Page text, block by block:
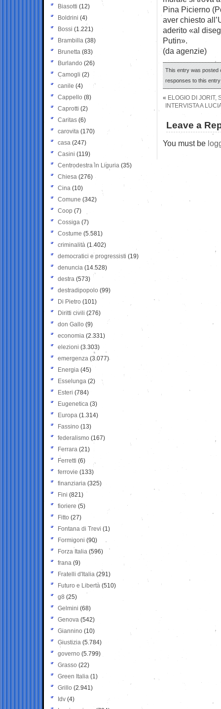
Pina Picierno
aver chiesto
aderito «al
Putin».
(da agenzie)
This entry was posted
responses to this
« ELOGIO DI JORIT,
INTERVISTA A
Leave a
You must be
Biasotti (12)
Boldrini (4)
Bossi (1.221)
Brambilla (38)
Brunetta (83)
Burlando (26)
Camogli (2)
canile (4)
Cappello (8)
Caprotti (2)
Caritas (6)
carovita (170)
casa (247)
Casini (119)
Centrodestra in Liguria (35)
Chiesa (276)
Cina (10)
Comune (342)
Coop (7)
Cossiga (7)
Costume (5.581)
criminalità (1.402)
democratici e progressisti (19)
denuncia (14.528)
destra (573)
destradipopolo (99)
Di Pietro (101)
Diritti civili (276)
don Gallo (9)
economia (2.331)
elezioni (3.303)
emergenza (3.077)
Energia (45)
Esselunga (2)
Esteri (784)
Eugenetica (3)
Europa (1.314)
Fassino (13)
federalismo (167)
Ferrara (21)
Ferretti (6)
ferrovie (133)
finanziaria (325)
Fini (821)
fioriere (5)
Fitto (27)
Fontana di Trevi (1)
Formigoni (90)
Forza Italia (596)
frana (9)
Fratelli d'Italia (291)
Futuro e Libertà (510)
g8 (25)
Gelmini (68)
Genova (542)
Giannino (10)
Giustizia (5.784)
governo (5.799)
Grasso (22)
Green Italia (1)
Grillo (2.941)
Idv (4)